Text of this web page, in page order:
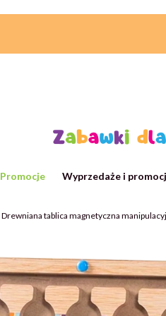
Promocje Wyprzedaże i
Drewniana tablica magnetyczna